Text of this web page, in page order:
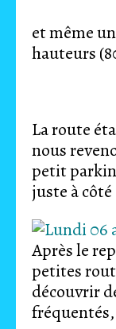
et même
hauteurs
La route
nous
petit
juste à
Après le
petites
découvrir
fréquentés,